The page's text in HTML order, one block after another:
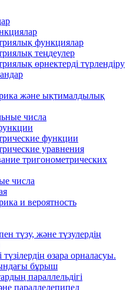
функциялар
теңдеулер
өрнектерді түрлендіру
және ықтималдылық
числа
функции
уравнения
тригонометрических
числа
и вероятность
түзу, және түзулердің
түзілердің өзара орналасуы.
бұрыш
параллельдігі
параллелепипед